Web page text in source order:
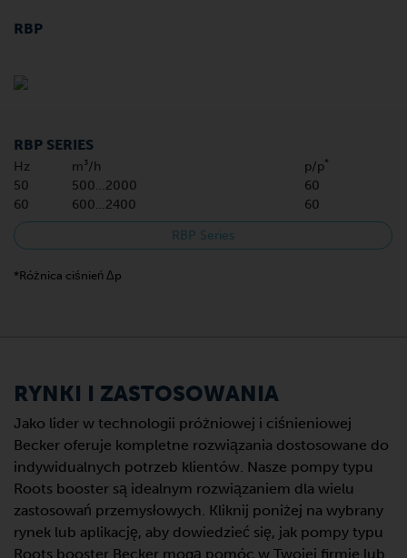
RBP
RBP SERIES
Hz m³/h p/p*
50 500…2000
60
60
600…2400 60
RBP Series
*Różnica ciśnień Δp
RYNKI I ZASTOSOWANIA
Jako lider w technologii próżniowej i ciśnieniowej
Becker oferuje kompletne rozwiązania dostosowane do
indywidualnych potrzeb klientów. Nasze pompy typu
Roots booster są idealnym rozwiązaniem dla wielu
zastosowań przemysłowych. Kliknij poniżej na wybrany
rynek lub aplikację, aby dowiedzieć się, jak pompy typu
Roots booster Becker mogą pomóc w Twojej firmie lub